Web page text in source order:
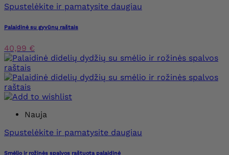
Spustelėkite ir pamatysite daugiau
Palaidinė su gyvūnų raštais
40,99 €
Nauja
Spustelėkite ir pamatysite daugiau
Smėlio ir rožinės spalvos raštuota palaidinė